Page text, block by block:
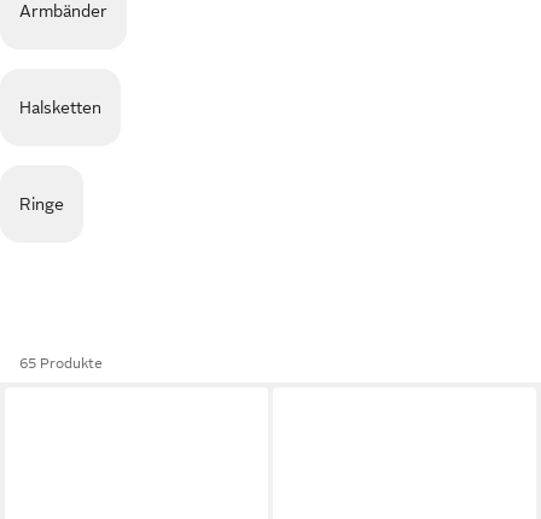
Armbänder
Halsketten
Ringe
65 Produkte